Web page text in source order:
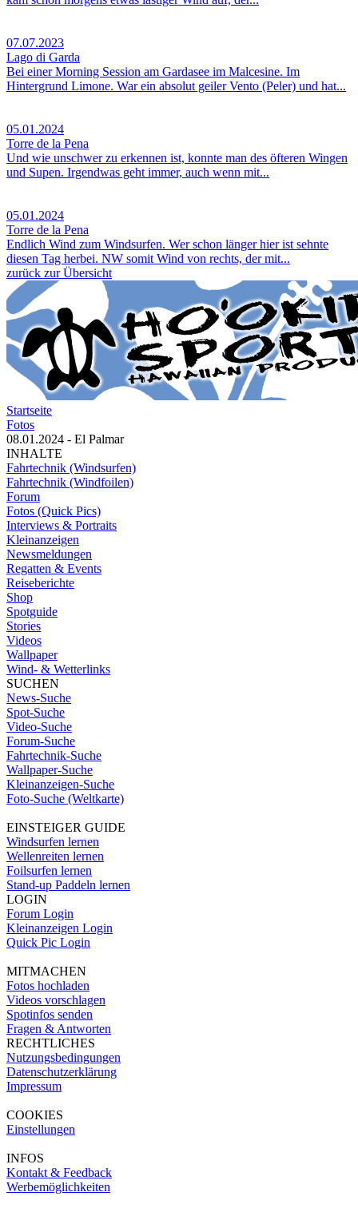
07.07.2023
Lago di Garda
Bei einer Morning Session am Gardasee im Malcesine. Im
Hintergrund Limone. War ein absolut geiler Vento (Peler) und hat...
05.01.2024
Torre de la Pena
Und wie unschwer zu erkennen ist, konnte man des öfteren Wingen
und Supen. Irgendwas geht immer, auch wenn mit...
05.01.2024
Torre de la Pena
Endlich Wind zum Windsurfen. Wer schon länger hier ist sehnte
diesen Tag herbei. NW somit Wind von rechts, der mit...
zurück zur Übersicht
Startseite
Fotos
08.01.2024 - El Palmar
INHALTE
Fahrtechnik (Windsurfen)
Fahrtechnik (Windfoilen)
Forum
Fotos (Quick Pics)
Interviews & Portraits
Kleinanzeigen
Newsmeldungen
Regatten & Events
Reiseberichte
Shop
Spotguide
Stories
Videos
Wallpaper
Wind- & Wetterlinks
SUCHEN
News-Suche
Spot-Suche
Video-Suche
Forum-Suche
Fahrtechnik-Suche
Wallpaper-Suche
Kleinanzeigen-Suche
Foto-Suche (Weltkarte)
EINSTEIGER GUIDE
Windsurfen lernen
Wellenreiten lernen
Foilsurfen lernen
Stand-up Paddeln lernen
LOGIN
Forum Login
Kleinanzeigen Login
Quick Pic Login
MITMACHEN
Fotos hochladen
Videos vorschlagen
Spotinfos senden
Fragen & Antworten
RECHTLICHES
Nutzungsbedingungen
Datenschutzerklärung
Impressum
COOKIES
Einstellungen
INFOS
Kontakt & Feedback
Werbemöglichkeiten